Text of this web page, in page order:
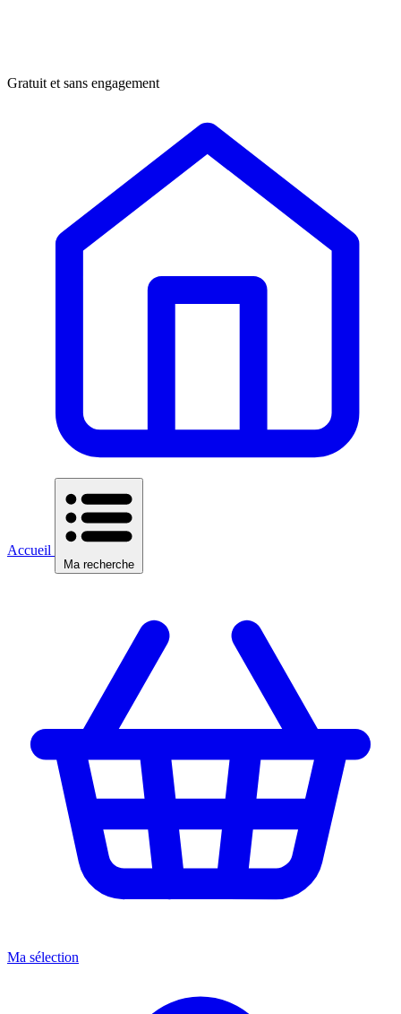
Gratuit et sans engagement
Accueil
Ma recherche
Ma sélection